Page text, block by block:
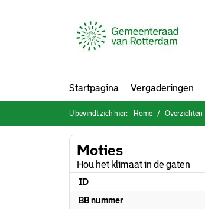
Startpagina Vergaderingen
U bevindt zich hier: Home Overzichten
Moties
Hou het klimaat in de gaten
ID
BB nummer